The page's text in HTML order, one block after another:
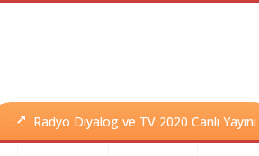
Radyo Diyalog ve TV 2020 Canlı Yayını